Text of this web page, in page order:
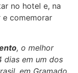
no hotel e, na
e comemorar
, o melhor
dias em um dos